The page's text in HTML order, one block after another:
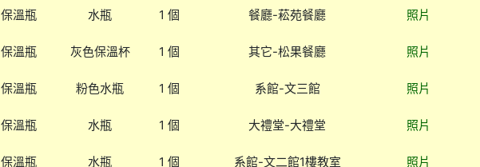
保溫瓶 水瓶 1 個 餐廳-菘苑餐廳 照片
保溫瓶 灰色保溫杯 1 個 其它-松果餐廳 照片
保溫瓶 粉色水瓶 1 個 系館-文三館 照片
保溫瓶 水瓶 1 個 大禮堂-大禮堂 照片
保溫瓶 水瓶 1 個 系館-文二館1樓教室 照片